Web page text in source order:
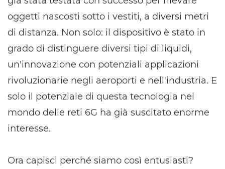
oggetti nascosti sotto i vestiti, a diversi metri
di distanza. Non solo: il dispositivo è stato in
grado di distinguere diversi tipi di liquidi,
un'innovazione con potenziali applicazioni
rivoluzionarie negli aeroporti e nell'industria. E
solo il potenziale di questa tecnologia nel
mondo delle reti 6G ha già suscitato enorme
interesse.
Ora capisci perché siamo così entusiasti?